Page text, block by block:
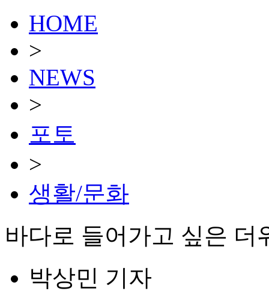
HOME
>
NEWS
>
포토
>
생활/문화
바다로 들어가고 싶은 더
박상민 기자